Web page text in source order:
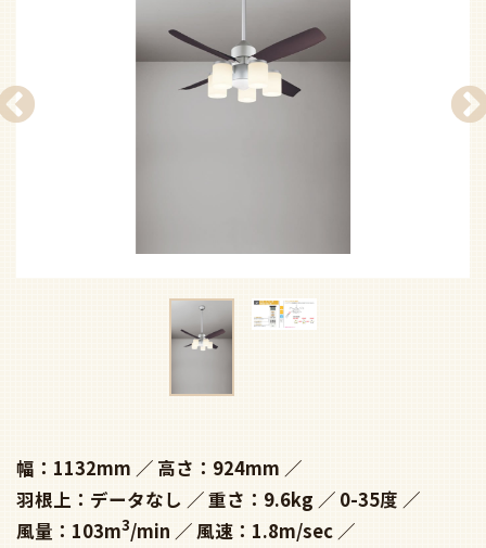
幅：1132mm
高さ：924mm
羽根上：データなし
重さ：9.6kg
0-35度
風量：103m3/min
風速：1.8m/sec